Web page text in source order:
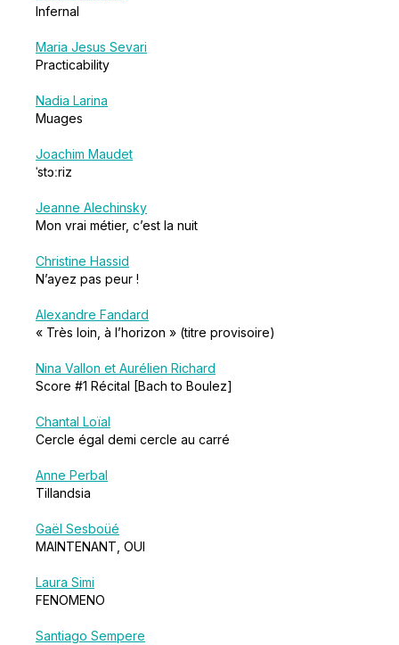
Infernal
Maria Jesus Sevari
Practicability
Nadia Larina
Muages
Joachim Maudet
ˈstɔːriz
Jeanne Alechinsky
Mon vrai métier, c’est la nuit
Christine Hassid
N’ayez pas peur !
Alexandre Fandard
« Très loin, à l’horizon » (titre provisoire)
Nina Vallon et Aurélien Richard
Score #1 Récital [Bach to Boulez]
Chantal Loïal
Cercle égal demi cercle au carré
Anne Perbal
Tillandsia
Gaël Sesboüé
MAINTENANT, OUI
Laura Simi
FENOMENO
Santiago Sempere